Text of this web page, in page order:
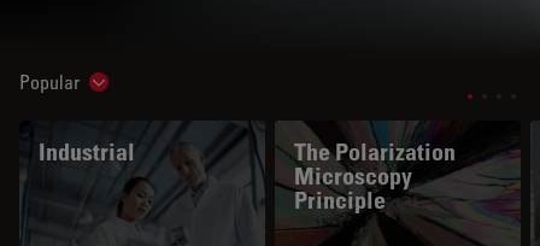
Popular Show subnavigation
Industrial
The Polarization
Microscopy
Principle